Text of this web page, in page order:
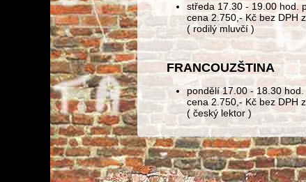
středa 17.30 - 19.00 hod.
cena 2.750,- Kč bez DPH
( rodilý mluvčí )
FRANCOUZŠTINA
pondělí 17.00 - 18.30
cena 2.750,- Kč bez DPH
( český lektor )